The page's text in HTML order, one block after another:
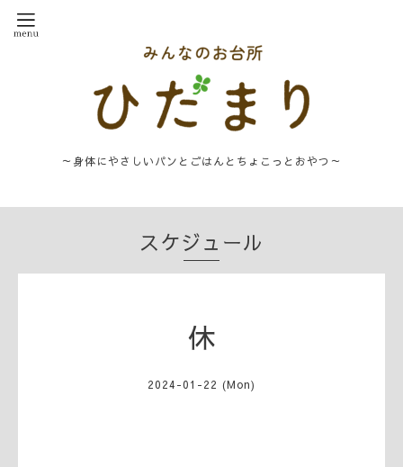
～身体にやさしいパンとごはんとちょこっとおやつ～
スケジュール
休
2024-01-22 (Mon)